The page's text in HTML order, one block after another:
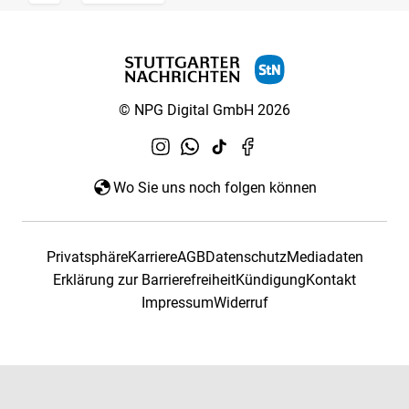
© NPG Digital GmbH 2026
Wo Sie uns noch folgen können
PrivatsphäreKarriereAGBDatenschutzMediadaten
Erklärung zur BarrierefreiheitKündigungKontakt
ImpressumWiderruf